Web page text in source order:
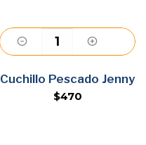
Agregar
Cuchillo Pescado Jenny
$470